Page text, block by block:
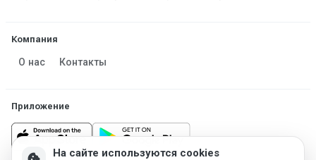
Компания
О нас Контакты
Приложение
На сайте используются cookies